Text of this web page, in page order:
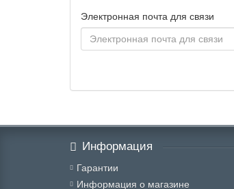
Электронная почта для связи
Информация
Гарантии
Информация о магазине